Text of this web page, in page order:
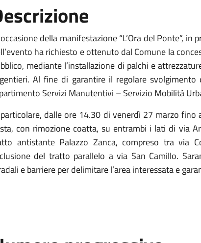
della manifestazione “L’Ora del Ponte”,
ha richiesto e ottenuto dal Comune la
mediante l’installazione di palchi e
Al fine di garantire il regolare svolgimento
Servizi Manutentivi – Servizio Mobilità
dalle ore 14.30 di venerdì 27 marzo
con rimozione coatta, su entrambi i lati di via
antistante Palazzo Zanca, compreso tra via
del tratto parallelo a via San Camillo.
e barriere per delimitare l’area interessata e